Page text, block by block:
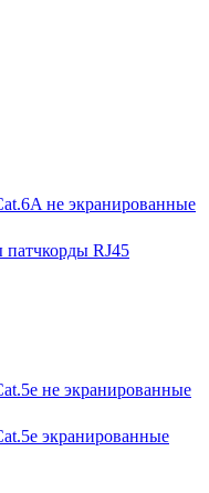
не экранированные
RJ45
не экранированные
экранированные